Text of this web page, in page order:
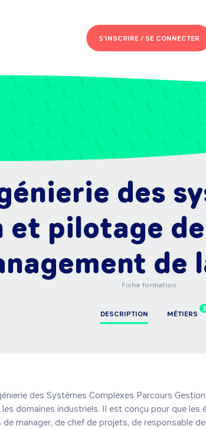
S'INSCRIRE /SE CONNECTER
des
et pilotage
de
Fiche formation
DESCRIPTION
3
MÉTIERS
des Systèmes Complexes Parcours
domaines industriels. Il est conçu pour que les
manager, de chef de projets, de responsable